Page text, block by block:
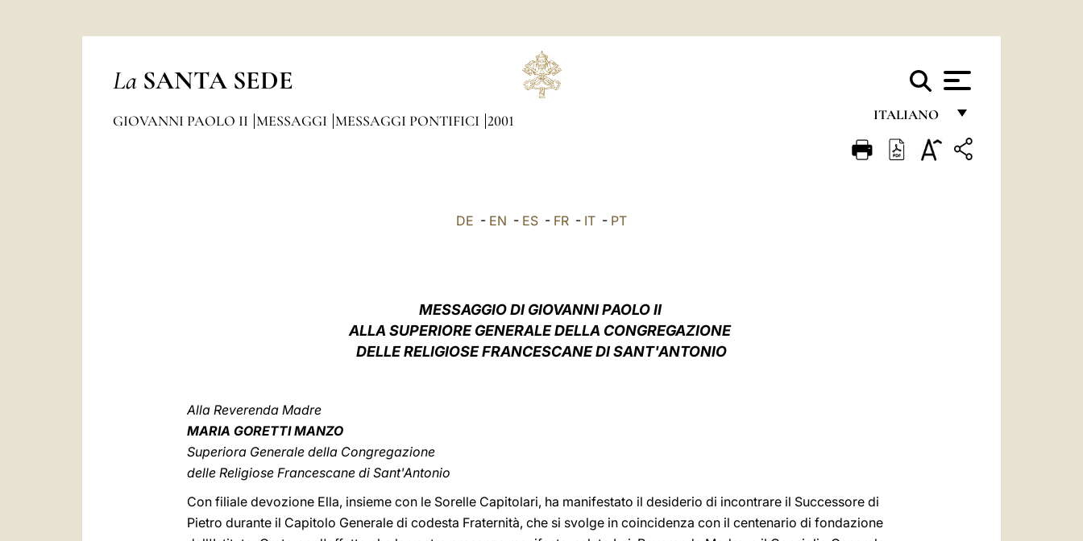
La SANTA SEDE
ITALIANO
FRANÇAIS
GIOVANNI PAOLO II MESSAGGI MESSAGGI PONTIFICI 2001
DE - EN - ES - FR - IT - PT
MESSAGGIO DI GIOVANNI PAOLO II
ALLA SUPERIORE GENERALE DELLA CONGREGAZIONE
DELLE RELIGIOSE FRANCESCANE DI SANT'ANTONIO
Alla Reverenda Madre
MARIA GORETTI MANZO
Superiora Generale della Congregazione
delle Religiose Francescane di Sant'Antonio
Con filiale devozione Ella, insieme con le Sorelle Capitolari, ha manifestato il desiderio di incontrare il Successore di
Pietro durante il Capitolo Generale di codesta Fraternità, che si svolge in coincidenza con il centenario di fondazione